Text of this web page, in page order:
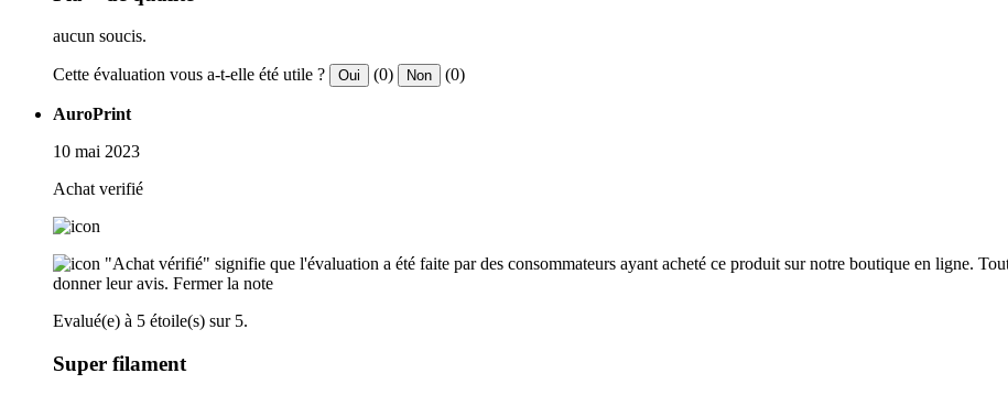
aucun soucis.
Cette évaluation vous a-t-elle été utile ? Oui (0) Non (0)
AuroPrint
10 mai 2023
Achat verifié
"Achat vérifié" signifie que l'évaluation a été faite par des consommateurs ayant acheté ce produit sur notre boutique en ligne.
donner leur avis. Fermer la note
Evalué(e) à 5 étoile(s) sur 5.
Super filament